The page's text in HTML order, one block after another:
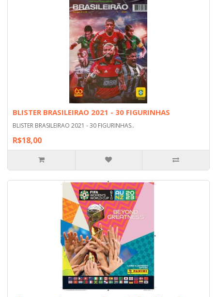
BLISTER BRASILEIRAO 2021 - 30 FIGURINHAS
BLISTER BRASILEIRAO 2021 - 30 FIGURINHAS..
R$18,00